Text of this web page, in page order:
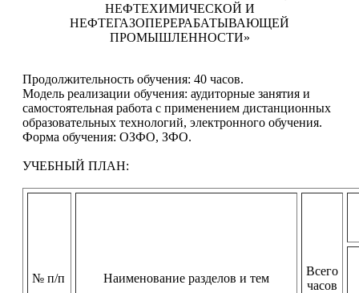
НЕФТЕХИМИЧЕСКОЙ И
НЕФТЕГАЗОПЕРЕРАБАТЫВАЮЩЕЙ
ПРОМЫШЛЕННОСТИ»
Продолжительность обучения: 40 часов.
Модель реализации обучения: аудиторные занятия и
самостоятельная работа с применением дистанционных
образовательных технологий, электронного обучения.
Форма обучения: ОЗФО, ЗФО.
УЧЕБНЫЙ ПЛАН:
№ п/п Наименование разделов и тем
Всего
часов